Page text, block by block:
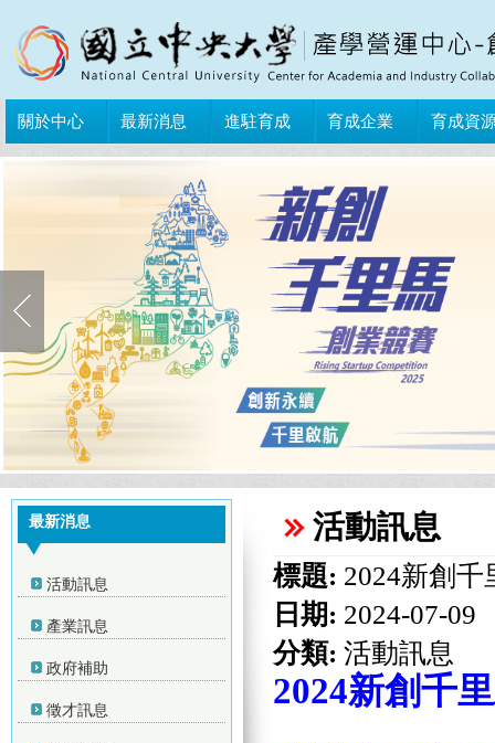
關於中心 最新消息 進駐育成 育成企業 育成資
最新消息
活動訊息
產業訊息
政府補助
徵才訊息
活動訊息
標題: 2024新創
日期: 2024-07-09
分類: 活動訊息
2024新創千